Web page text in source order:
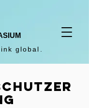
global.